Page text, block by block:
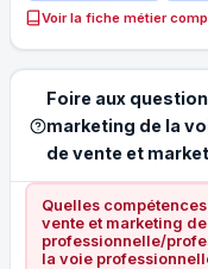
Voir la fiche métier
Foire aux
marketing de la
de vente et
Quelles
vente et marketing
professionnelle/
la voie